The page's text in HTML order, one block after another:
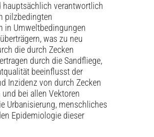
hauptsächlich verantwortlich
pilzbedingten
in Umweltbedingungen
was zu neu
die durch Zecken
durch die Sandfliege,
beeinflusst der
Inzidenz von durch Zecken
bei allen Vektoren
Urbanisierung, menschliches
Epidemiologie dieser